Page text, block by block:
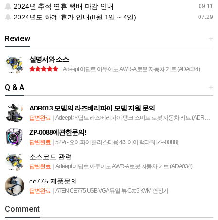
09.11
2024년 추석 연휴 택배 마감 안내
07.29
2024년도 하계 휴가 안내(8월 1일 ~ 4일)
+
Review
설명서와 소스
| Adeept 어딥트 아두이노 AWR-A 로봇 자동차 키트 (ADA034)
+
Q & A
ADR013 모델의 라즈베리파이 모델 지원 문의
답변완료 | Adeept 어딥트 라즈베리파이 탱크 스마트 로봇 자동차 키트 (ADR013)
ZP-0088에관한문의!
답변완료 | 52Pi - 오이파이 클러스터용 4레이어 랙타워 [ZP-0088]
소스코드 관련
답변완료 | Adeept 어딥트 아두이노 AWR-A 로봇 자동차 키트 (ADA034)
ce775 제품문의
답변완료 | ATEN CE775 USB VGA 듀얼 뷰 Cat 5 KVM 연장기
Comment